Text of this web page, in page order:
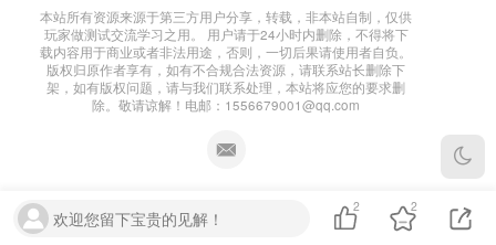
本站所有资源来源于第三方用户分享，转载，非本站自制，仅供
玩家做测试交流学习之用。 用户请于24小时内删除，不得将下
载内容用于商业或者非法用途，否则，一切后果请使用者自负。
版权归原作者享有，如有不合规合法资源，请联系站长删除下
架，如有版权问题，请与我们联系处理，本站将应您的要求删
除。敬请谅解！电邮：1556679001@qq.com
欢迎您留下宝贵的见解！
2 2